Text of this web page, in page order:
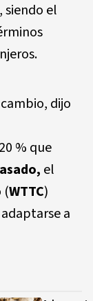
el
dijo
% que
el
(WTTC)
a